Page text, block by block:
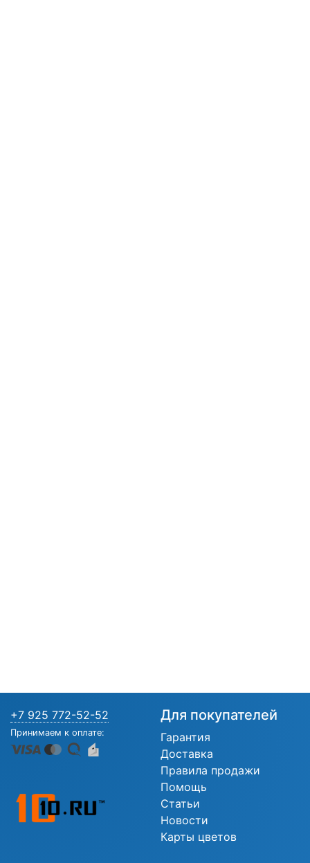
+7 925 772-52-52
Принимаем к оплате:
Для покупателей
Гарантия
Доставка
Правила продажи
Помощь
Статьи
Новости
Карты цветов